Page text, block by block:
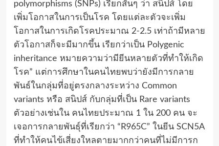
polymorphisms (SNPs) เรียกสั้นๆ ว่า สนิปส์ โดย
เพิ่มโอกาสในการเป็นโรค โดยแต่ละตัวจะเพิ่ม
โอกาสในการเกิดโรคประมาณ 2-2.5 เท่าถ้ามีหลาย
ตัวโอกาสก็จะมีมากขึ้น เรียกว่าเป็น Polygenic
inheritance หมายความว่ามียีนหลายตัวที่ทำให้เกิด
โรค” แต่การศึกษาในคนไทยพบว่ายังมีการกลาย
พันธ์ในกลุ่มที่อยู่ตรงกลางระหว่าง Common
variants หรือ สนิปส์ กับกลุ่มที่เป็น Rare variants
ตัวอย่างเช่นใน คนไทยประมาณ 1 ใน 200 คน จะ
เจอการกลายพันธุ์ที่เรียกว่า “R965C” ในยีน SCN5A
ที่ทำให้คนไข้เสี่ยงใหลตายมากกว่าคนที่ไม่มีการก